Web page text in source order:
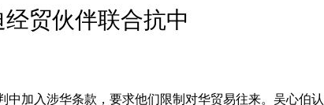
贸伙伴联合抗中
加入涉华条款，要求他们限制对华贸易往来。吴心伯